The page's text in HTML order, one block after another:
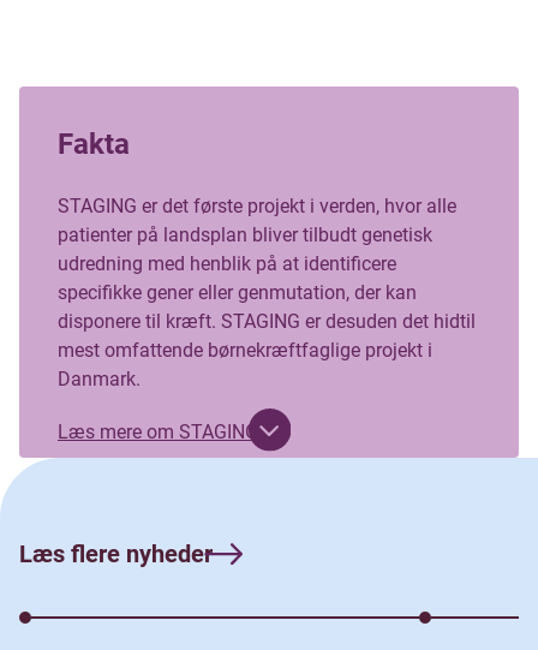
Fakta
STAGING er det første projekt i verden, hvor alle
patienter på landsplan bliver tilbudt genetisk
udredning med henblik på at identificere
specifikke gener eller genmutation, der kan
disponere til kræft. STAGING er desuden det hidtil
mest omfattende børnekræftfaglige projekt i
Danmark.
Læs mere om STAGING
Visionen er på sigt at kunne screene alle nyfødte
for alvorlige genetiske sygdomme, herunder kræft
screeningsprogram for nyfødte (”hælprøven”).
Læs flere nyheder